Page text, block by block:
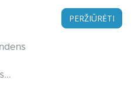
PERŽIŪRĖTI